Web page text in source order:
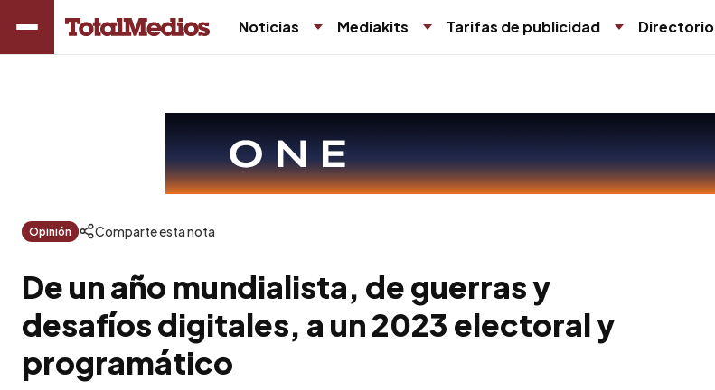
Noticias Mediakits Tarifas de publicidad Directorio
Opinión Comparte esta nota
De un año mundialista, de guerras y
desafíos digitales, a un 2023 electoral y
programático